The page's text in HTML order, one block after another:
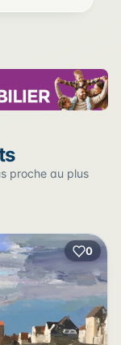
les lieux qui
proche au plus
0